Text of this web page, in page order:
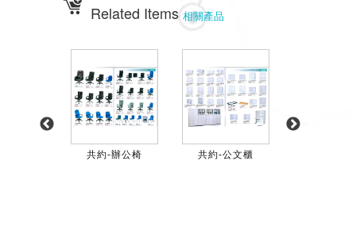
Related Items相關產品
共約-辦公椅 共約-公文櫃